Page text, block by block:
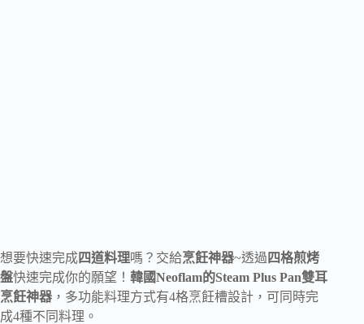
想要快速完成四道料理嗎？交給烹飪神器~透過 四格煎烤
盤快速完成你的願望！ 韓國Neoflam的Steam Plus Pan雙耳
烹飪神器 ，多功能料理方式有4格烹飪槽設計，可同時完
成4種不同料理。